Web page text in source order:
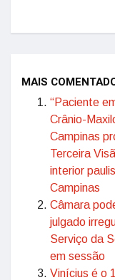
MAIS
“Paciente
Crânio-
Campinas
Terceira
interior
Campinas
Câmara
julgado
Serviço da
em sessão
Vinícius é o